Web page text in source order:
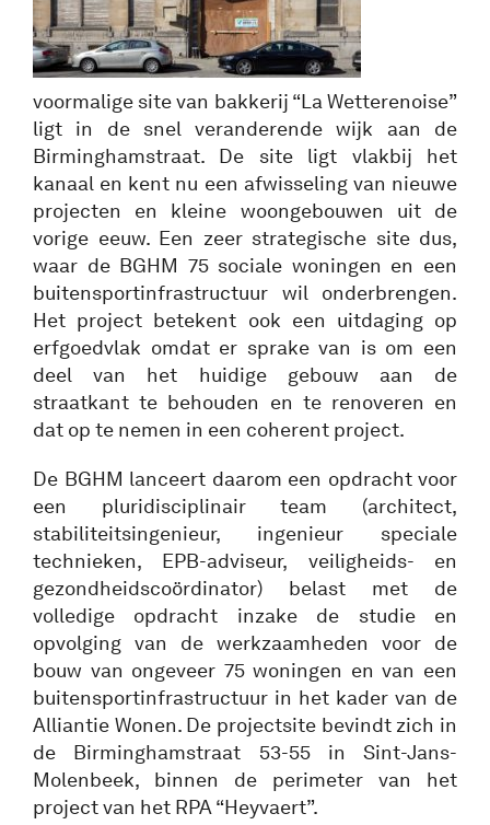
voormalige site van bakkerij “La Wetterenoise”
ligt in de snel veranderende wijk aan de
Birminghamstraat. De site ligt vlakbij het
kanaal en kent nu een afwisseling van nieuwe
projecten en kleine woongebouwen uit de
vorige eeuw. Een zeer strategische site dus,
waar de BGHM 75 sociale woningen en een
buitensportinfrastructuur wil onderbrengen.
Het project betekent ook een uitdaging op
erfgoedvlak omdat er sprake van is om een
deel van het huidige gebouw aan de
straatkant te behouden en te renoveren en
dat op te nemen in een coherent project.
De BGHM lanceert daarom een opdracht voor
een pluridisciplinair team (architect,
stabiliteitsingenieur, ingenieur speciale
technieken, EPB-adviseur, veiligheids- en
gezondheidscoördinator) belast met de
volledige opdracht inzake de studie en
opvolging van de werkzaamheden voor de
bouw van ongeveer 75 woningen en van een
buitensportinfrastructuur in het kader van de
Alliantie Wonen. De projectsite bevindt zich in
de Birminghamstraat 53-55 in Sint-Jans-
Molenbeek, binnen de perimeter van het
project van het RPA “Heyvaert”.